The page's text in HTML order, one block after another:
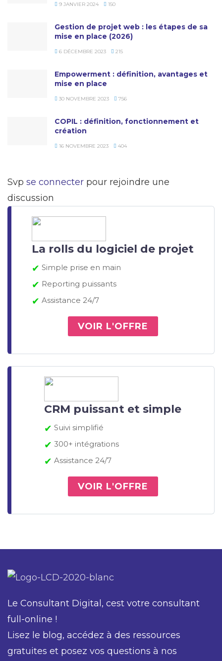
9 JANVIER 2024 150
Gestion de projet web : les étapes de sa
mise en place (2026)
6 DÉCEMBRE 2023 215
Empowerment : définition, avantages et
mise en place
30 NOVEMBRE 2023 756
COPIL : définition, fonctionnement et
création
16 NOVEMBRE 2023 404
Svp se connecter pour rejoindre une
discussion
La rolls du logiciel de projet
✔ Simple prise en main
✔ Reporting puissants
✔ Assistance 24/7
VOIR L'OFFRE
CRM puissant et simple
✔ Suivi simplifié
✔ 300+ intégrations
✔ Assistance 24/7
VOIR L'OFFRE
Le Consultant Digital, cest votre consultant
full-online !
Lisez le blog, accédez à des ressources
gratuites et posez vos questions à nos